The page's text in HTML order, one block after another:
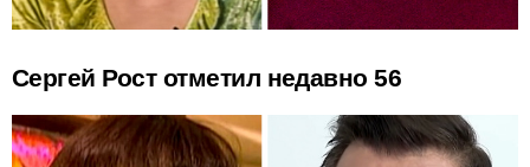
Сергей Рост отметил недавно 56